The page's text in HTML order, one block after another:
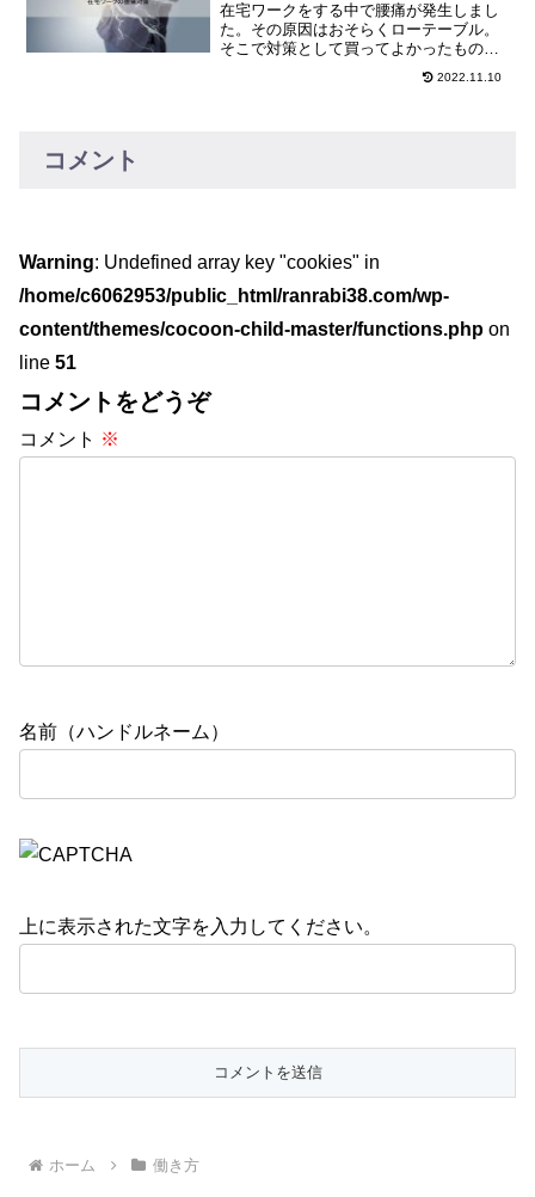
在宅ワークをする中で腰痛が発生しまし
た。その原因はおそらくローテーブル。
そこで対策として買ってよかったもの、
失敗したものをそれぞれまとめました。
2022.11.10
コメント
Warning: Undefined array key "cookies" in
/home/c6062953/public_html/ranrabi38.com/wp-
content/themes/cocoon-child-master/functions.php on
line 51
コメントをどうぞ
コメント ※
名前（ハンドルネーム）
上に表示された文字を入力してください。
ホーム 働き方